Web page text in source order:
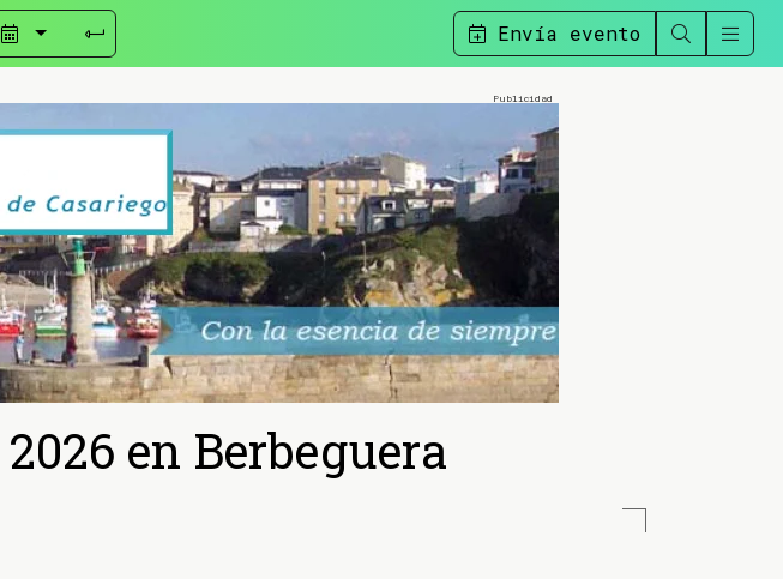
Envía evento
en Berbeguera